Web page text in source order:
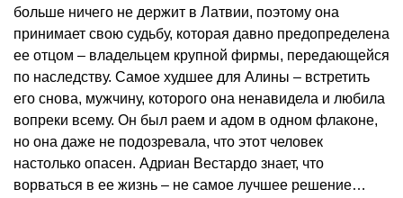
больше ничего не держит в Латвии, поэтому она
принимает свою судьбу, которая давно предопределена
ее отцом – владельцем крупной фирмы, передающейся
по наследству. Самое худшее для Алины – встретить
его снова, мужчину, которого она ненавидела и любила
вопреки всему. Он был раем и адом в одном флаконе,
но она даже не подозревала, что этот человек
настолько опасен. Адриан Вестардо знает, что
ворваться в ее жизнь – не самое лучшее решение…